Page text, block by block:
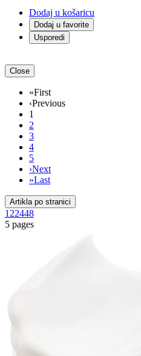
Dodaj u košaricu
Dodaj u favorite
Usporedi
Close
«First
‹Previous
1
2
3
4
5
›Next
»Last
Artikla po stranici
122448
5 pages